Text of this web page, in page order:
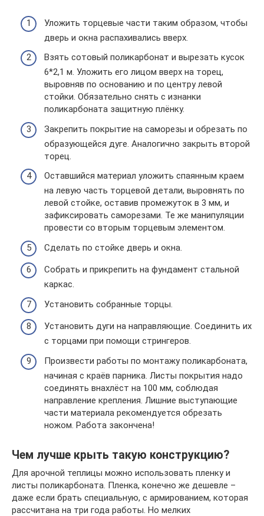
Уложить торцевые части таким образом, чтобы
дверь и окна распахивались вверх.
Взять сотовый поликарбонат и вырезать кусок
6*2,1 м. Уложить его лицом вверх на торец,
выровняв по основанию и по центру левой
стойки. Обязательно снять с изнанки
поликарбоната защитную плёнку.
Закрепить покрытие на саморезы и обрезать по
образующейся дуге. Аналогично закрыть второй
торец.
Оставшийся материал уложить спаянным краем
на левую часть торцевой детали, выровнять по
левой стойке, оставив промежуток в 3 мм, и
зафиксировать саморезами. Те же манипуляции
провести со вторым торцевым элементом.
Сделать по стойке дверь и окна.
Собрать и прикрепить на фундамент стальной
каркас.
Установить собранные торцы.
Установить дуги на направляющие. Соединить их
с торцами при помощи стрингеров.
Произвести работы по монтажу поликарбоната,
начиная с краёв парника. Листы покрытия надо
соединять внахлёст на 100 мм, соблюдая
направление крепления. Лишние выступающие
части материала рекомендуется обрезать
ножом. Работа закончена!
Чем лучше крыть такую конструкцию?
Для арочной теплицы можно использовать пленку и
листы поликарбоната. Пленка, конечно же дешевле –
даже если брать специальную, с армированием, которая
рассчитана на три года работы. Но мелких